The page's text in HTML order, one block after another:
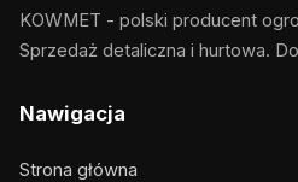
KOWMET - polski producent
Sprzedaż detaliczna i hurtowa.
Nawigacja
Strona główna